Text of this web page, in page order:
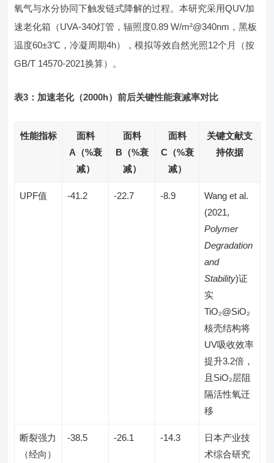
氧气与水分协同下触发链式降解的过程。本研究采用QUV加
速老化箱（UVA-340灯管，辐照度0.89 W/m²@340nm，黑板
温度60±3℃，冷凝周期4h），模拟等效自然光照12个月（按
GB/T 14570-2021换算）。
表3：加速老化（2000h）前后关键性能衰减率对比
性能指标
面料
A（%衰
减）
面料
B（%衰
减）
面料
C（%衰
减）
关键文献支
持依据
UPF值 -41.2 -22.7 -8.9
Wang et al.
(2021,
Polymer
Degradation
and
Stability)证
实
TiO₂@SiO₂
核壳结构将
UV吸收效率
提升3.2倍，
且SiO₂层阻
隔活性氧迁
移
断裂强力
（经向）
-38.5 -26.1 -14.3
日本产业技
术综合研究